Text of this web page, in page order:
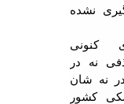
نشده
کنونی
نه در
نه شان
کشور